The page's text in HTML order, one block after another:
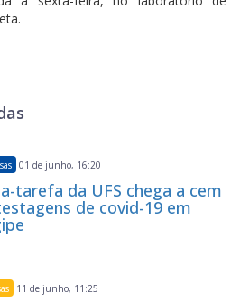
01 de junho, 16:20
tarefa da UFS chega a cem
de covid-19 em
11 de junho, 11:25